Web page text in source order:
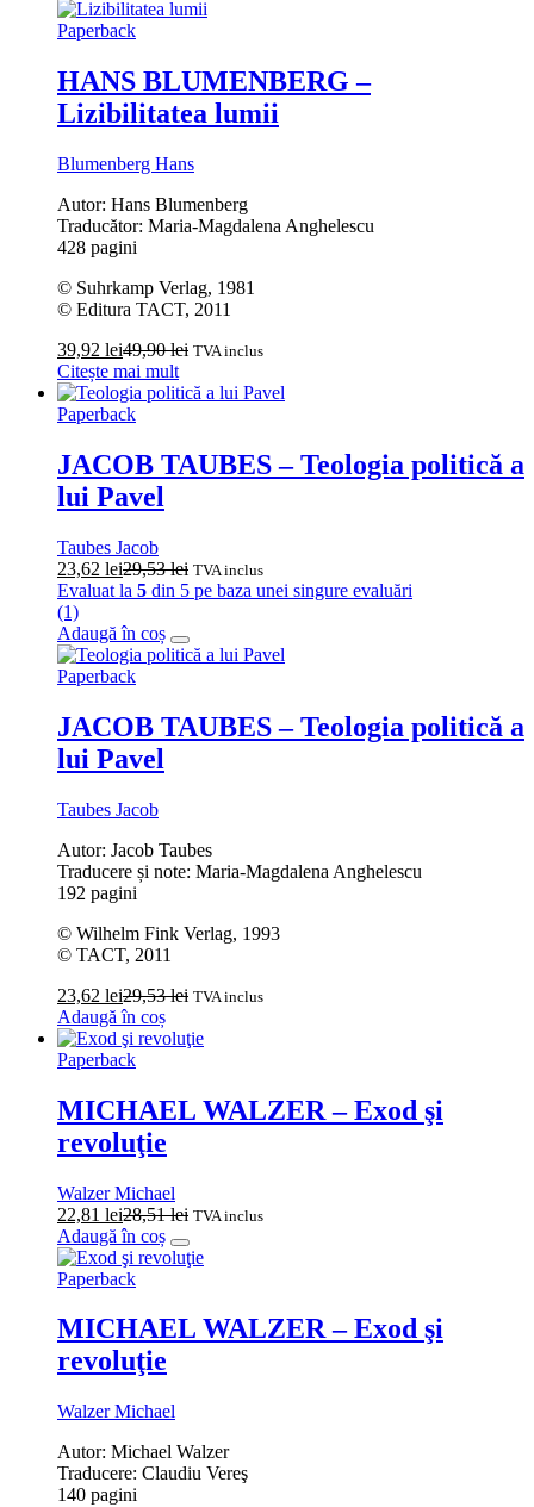
Paperback
HANS BLUMENBERG –
Lizibilitatea lumii
Blumenberg Hans
Autor: Hans Blumenberg
Traducător: Maria-Magdalena Anghelescu
428 pagini
© Suhrkamp Verlag, 1981
© Editura TACT, 2011
39,92 lei49,90lei TVA inclus
Citește mai mult
Paperback
JACOB TAUBES – Teologia politică a
lui Pavel
Taubes Jacob
23,62 lei29,53lei TVA inclus
Evaluat la 5 din 5 pe baza unei singure evaluări
(1)
Adaugă în coș
Paperback
JACOB TAUBES – Teologia politică a
lui Pavel
Taubes Jacob
Autor: Jacob Taubes
Traducere și note: Maria-Magdalena Anghelescu
192 pagini
© Wilhelm Fink Verlag, 1993
© TACT, 2011
23,62 lei29,53lei TVA inclus
Adaugă în coș
Paperback
MICHAEL WALZER – Exod şi
revoluţie
Walzer Michael
22,81 lei28,51lei TVA inclus
Adaugă în coș
Paperback
MICHAEL WALZER – Exod şi
revoluţie
Walzer Michael
Autor: Michael Walzer
Traducere: Claudiu Vereş
140 pagini